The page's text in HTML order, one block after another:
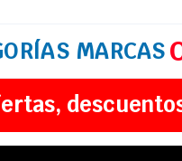
MARCAS